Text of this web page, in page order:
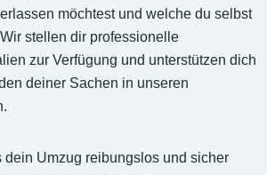
möchtest und welche du selbst
stellen dir professionelle
zur Verfügung und unterstützen dich
deiner Sachen in unseren
dein Umzug reibungslos und sicher